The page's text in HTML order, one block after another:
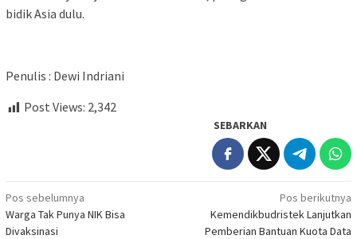
bidik Asia dulu.
Penulis : Dewi Indriani
Post Views: 2,342
SEBARKAN
Navigasi
pos
Pos sebelumnya
Warga Tak Punya NIK Bisa
Divaksinasi
Pos berikutnya
Kemendikbudristek Lanjutkan
Pemberian Bantuan Kuota Data